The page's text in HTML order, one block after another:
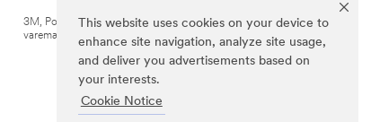
This website uses cookies on your device to
enhance site navigation, analyze site usage,
and deliver you advertisements based on
your interests.
Cookie Notice
3M, Post-it® og farven Canary Yellow™ er
varemærker tilhørende 3M.